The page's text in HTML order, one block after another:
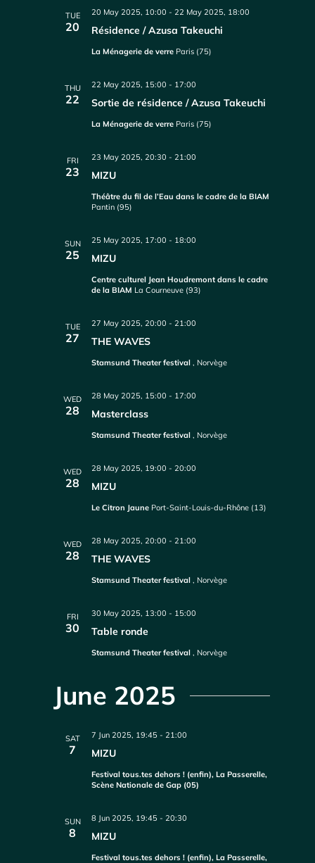
TUE
20 Résidence / Azusa Takeuchi
20 May 2025, 10:00 -22 May 2025, 18:00
La Ménagerie de verre Paris (75)
THU
22 Sortie de résidence / Azusa Takeuchi
22 May 2025, 15:00 - 17:00
La Ménagerie de verre Paris (75)
FRI
23 MIZU
23 May 2025, 20:30 -21:00
Théâtre du fil de l’Eau dans le cadre de la BIAM
Pantin (95)
SUN
25 MIZU
25 May 2025, 17:00 - 18:00
Centre culturel Jean Houdremont dans le cadre
de la BIAM La Courneuve (93)
TUE
27 THE WAVES
27 May 2025, 20:00 -21:00
Stamsund Theater festival, Norvège
WED
28 Masterclass
28 May 2025, 15:00 - 17:00
Stamsund Theater festival, Norvège
WED
28 MIZU
28 May 2025, 19:00 -20:00
Le Citron Jaune Port-Saint-Louis-du-Rhône (13)
WED
28 THE WAVES
28 May 2025, 20:00 -21:00
Stamsund Theater festival, Norvège
FRI
30 Table ronde
30 May 2025, 13:00 - 15:00
Stamsund Theater festival, Norvège
June 2025
SAT
7 MIZU
7 Jun 2025, 19:45 -21:00
Festival tous.tes dehors ! (enfin), La Passerelle,
Scène Nationale de Gap (05)
SUN
8 MIZU
8 Jun 2025, 19:45 -20:30
Festival tous.tes dehors ! (enfin), La Passerelle,